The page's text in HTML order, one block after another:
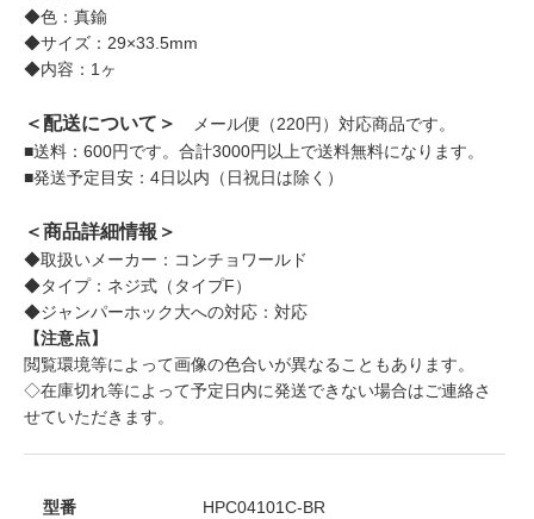
◆色：真鍮
◆サイズ：29×33.5mm
◆内容：1ヶ
＜配送について＞
メール便（220円）対応商品です。
■送料：600円です。合計3000円以上で送料無料になります。
■発送予定目安：4日以内（日祝日は除く）
＜商品詳細情報＞
◆取扱いメーカー：コンチョワールド
◆タイプ：ネジ式（タイプF）
◆ジャンパーホック大への対応：対応
【注意点】
閲覧環境等によって画像の色合いが異なることもあります。
◇在庫切れ等によって予定日内に発送できない場合はご連絡さ
せていただきます。
型番 HPC04101C-BR